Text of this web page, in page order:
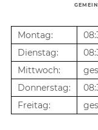
Montag:
Dienstag:
Mittwoch:
Donnerstag:
Freitag: